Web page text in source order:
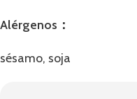
Alérgenos：
sésamo, soja